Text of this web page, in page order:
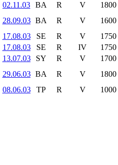
02.11.03 BA R V 1800
28.09.03 BA R V 1600
17.08.03
SE R V 1750
17.08.03
SE R IV 1750
13.07.03
SY R V 1700
29.06.03 BA R V 1800
08.06.03
TP R V 1000